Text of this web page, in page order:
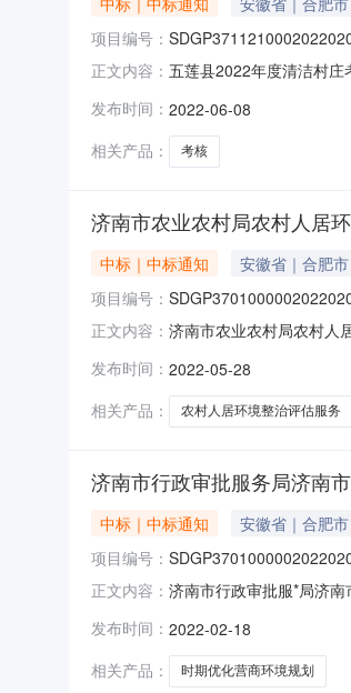
项目编号：
正文内容： 五莲县2022年度清洁村庄
址：山东省日照市东港区
项目服
发布时间： 2022-06-08
相关产品：
考核
济南市农业农村局农村人居
中标｜中标通知
安徽省｜合肥
项目编号：
正文内容： 济南市农业农村局农村人
资源编号：
发布时间： 2022-05-28
相关产品：
农村人居环境整治评估服务
济南市行政审批服务局济南
中标｜中标通知
安徽省｜合肥
项目编号：
正文内容： 济南市行政审批服*局济
项目名称：济南市行政审
商环境规划》三
发布时间： 2022-02-18
相关产品：
时期优化营商环境规划